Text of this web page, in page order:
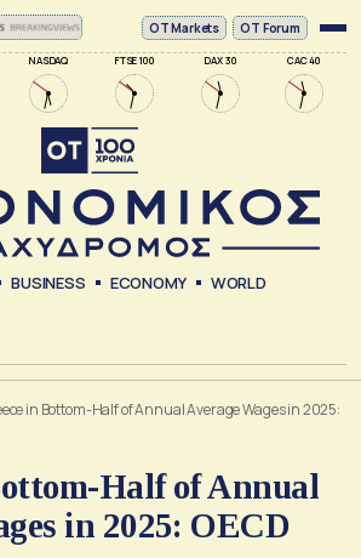
NASDAQ FTSE 100 DAX 30 CAC 40
ΟΤ Markets OT Forum
BUSINESS ECONOMY WORLD
in Bottom-Half of Annual Average Wages in 2025:
Half of Annual
in 2025: OECD